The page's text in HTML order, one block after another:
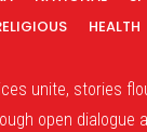
HEALTH
unite, stories
open dialogue